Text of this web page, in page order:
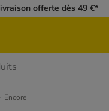
offerte dès 49 €*
Encore